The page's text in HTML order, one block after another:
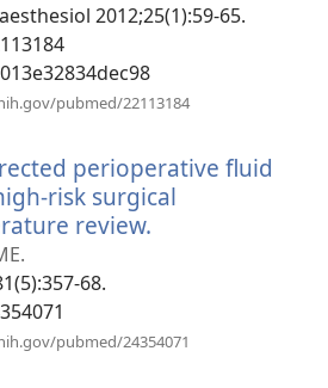
Fenster)
2012;25(1):59-65.
pubmed/22113184
perioperative fluid
risk surgical
review.
68.
pubmed/24354071